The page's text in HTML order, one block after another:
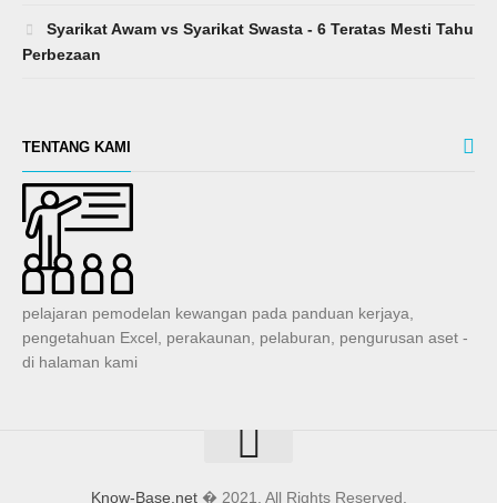
Syarikat Awam vs Syarikat Swasta - 6 Teratas Mesti Tahu
Perbezaan
TENTANG KAMI
pelajaran pemodelan kewangan pada panduan kerjaya,
pengetahuan Excel, perakaunan, pelaburan, pengurusan aset -
di halaman kami
Know-Base.net� 2021. All Rights Reserved.